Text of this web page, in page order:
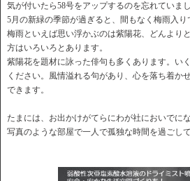
気が付いたら58号をアップするのを忘れていま
5月の新緑の季節が過ぎると、間もなく梅雨入り
梅雨といえば思い浮かぶのは紫陽花、どんより
方はいろいろとあります。
紫陽花を題材に詠った俳句も多くあります。い
ください。風情溢れる句があり、心を落ち着か
できます。
たまには、お出かけがてらにわが社においでに
写真のような部屋で一人で孤独な時間を過ごして